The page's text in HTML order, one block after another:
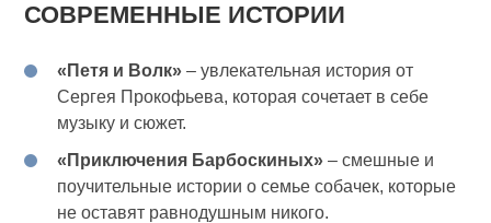
СОВРЕМЕННЫЕ ИСТОРИИ
«Петя и Волк» – увлекательная история от
Сергея Прокофьева, которая сочетает в себе
музыку и сюжет.
«Приключения Барбоскиных» – смешные и
поучительные истории о семье собачек, которые
не оставят равнодушным никого.